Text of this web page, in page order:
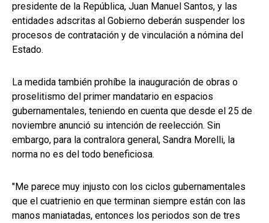
presidente de la República, Juan Manuel Santos, y las
entidades adscritas al Gobierno deberán suspender los
procesos de contratación y de vinculación a nómina del
Estado.
La medida también prohíbe la inauguración de obras o
proselitismo del primer mandatario en espacios
gubernamentales, teniendo en cuenta que desde el 25 de
noviembre anunció su intención de reelección. Sin
embargo, para la contralora general, Sandra Morelli, la
norma no es del todo beneficiosa.
"Me parece muy injusto con los ciclos gubernamentales
que el cuatrienio en que terminan siempre están con las
manos maniatadas, entonces los periodos son de tres